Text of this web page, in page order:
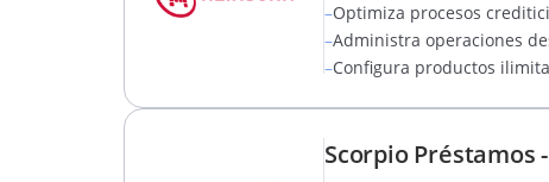
–Optimiza procesos
–Administra operaciones
–Configura productos
Scorpio